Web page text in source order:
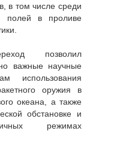
в том числе среди
полей в проливе
позволил
важные научные
использования
оружия в
океана, а также
обстановке и
режимах